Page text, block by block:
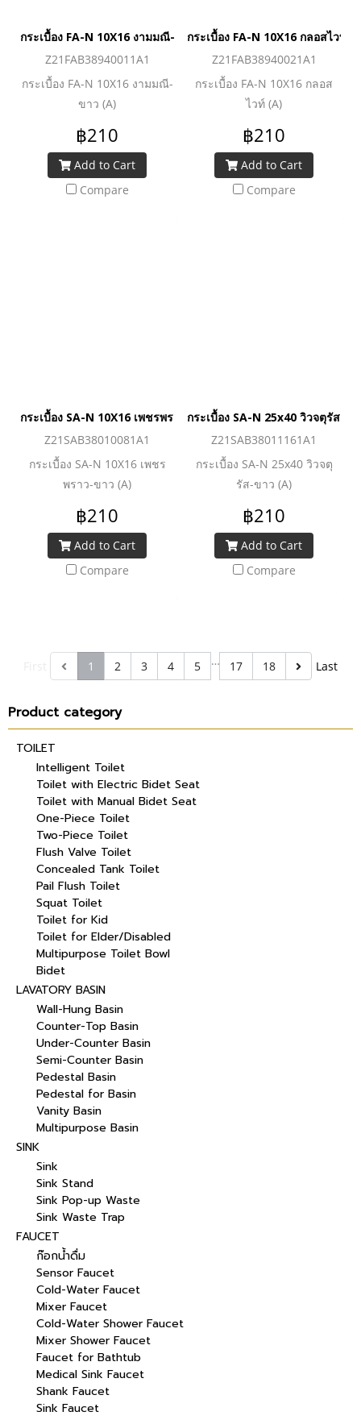
กระเบื้อง FA-N 10X16 งามมณี-ขาว (A)
Z21FAB38940011A1
กระเบื้อง FA-N 10X16 งามมณี-
ขาว (A)
฿210
Add to Cart
Compare
กระเบื้อง FA-N 10X16 กลอสไวท์
Z21FAB38940021A1
กระเบื้อง FA-N 10X16 กลอส
ไวท์ (A)
฿210
Add to Cart
Compare
กระเบื้อง SA-N 10X16 เพชรพราว-ขาว (A)
Z21SAB38010081A1
กระเบื้อง SA-N 10X16 เพชร
พราว-ขาว (A)
฿210
Add to Cart
Compare
กระเบื้อง SA-N 25x40 วิวจตุรัส-ข
Z21SAB38011161A1
กระเบื้อง SA-N 25x40 วิวจตุ
รัส-ขาว (A)
฿210
Add to Cart
Compare
1 2 3 4 5 … 17 18 Last
Product category
TOILET
Intelligent Toilet
Toilet with Electric Bidet Seat
Toilet with Manual Bidet Seat
One-Piece Toilet
Two-Piece Toilet
Flush Valve Toilet
Concealed Tank Toilet
Pail Flush Toilet
Squat Toilet
Toilet for Kid
Toilet for Elder/Disabled
Multipurpose Toilet Bowl
Bidet
LAVATORY BASIN
Wall-Hung Basin
Counter-Top Basin
Under-Counter Basin
Semi-Counter Basin
Pedestal Basin
Pedestal for Basin
Vanity Basin
Multipurpose Basin
SINK
Sink
Sink Stand
Sink Pop-up Waste
Sink Waste Trap
FAUCET
ก๊อกน้ำดื่ม
Sensor Faucet
Cold-Water Faucet
Mixer Faucet
Cold-Water Shower Faucet
Mixer Shower Faucet
Faucet for Bathtub
Medical Sink Faucet
Shank Faucet
Sink Faucet